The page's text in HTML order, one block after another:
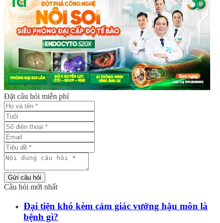
Đặt câu hỏi miễn phí
Gửi câu hỏi
Câu hỏi mới nhất
Đại tiện khó kèm cảm giác vướng hậu môn là
bệnh gì?